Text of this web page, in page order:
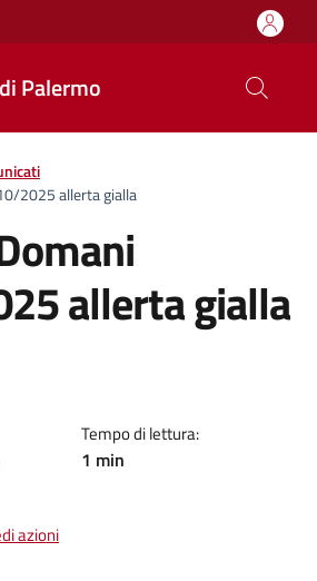
Palermo
2025 allerta gialla
allerta gialla
notizia
Tempo di lettura:
1 min
azioni